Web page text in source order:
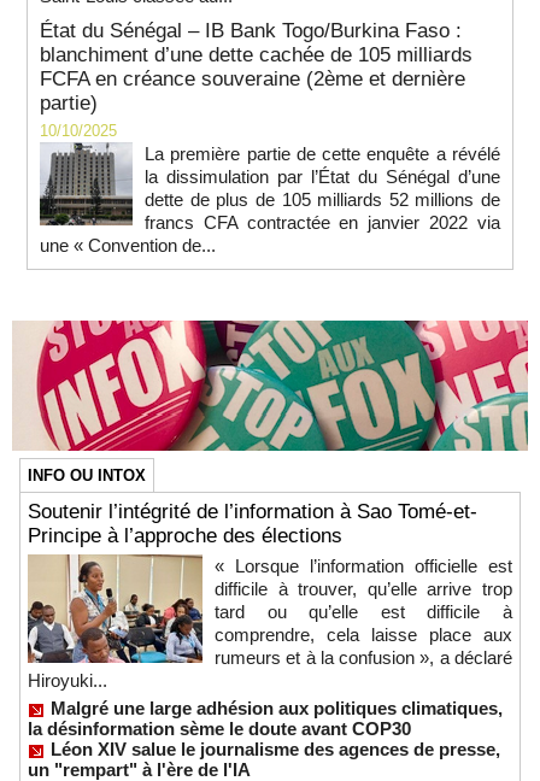
État du Sénégal – IB Bank Togo/Burkina Faso :
blanchiment d’une dette cachée de 105 milliards
FCFA en créance souveraine (2ème et dernière
partie)
10/10/2025
La première partie de cette enquête a révélé
la dissimulation par l’État du Sénégal d’une
dette de plus de 105 milliards 52 millions de
francs CFA contractée en janvier 2022 via
une « Convention de...
INFO OU INTOX
Soutenir l’intégrité de l’information à Sao Tomé-et-
Principe à l’approche des élections
« Lorsque l’information officielle est
difficile à trouver, qu’elle arrive trop
tard ou qu’elle est difficile à
comprendre, cela laisse place aux
rumeurs et à la confusion », a déclaré
Hiroyuki...
Malgré une large adhésion aux politiques climatiques,
la désinformation sème le doute avant COP30
Léon XIV salue le journalisme des agences de presse,
un "rempart" à l'ère de l'IA